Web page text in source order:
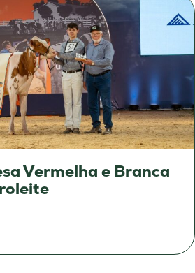
Vermelha e Branca